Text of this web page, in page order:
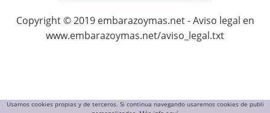
Usamos cookies propias y de terceros. Si continua navegando usaremos cookies de publi
Copyright © 2019 embarazoymas.net - Aviso legal en
www.embarazoymas.net/aviso_legal.txt